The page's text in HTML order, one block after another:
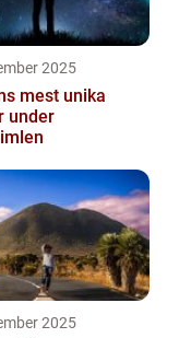
2025
mest unika
under
2025